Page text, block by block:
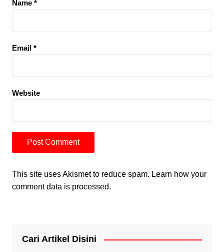
Name *
Email *
Website
This site uses Akismet to reduce spam. Learn how your
comment data is processed.
Cari Artikel Disini